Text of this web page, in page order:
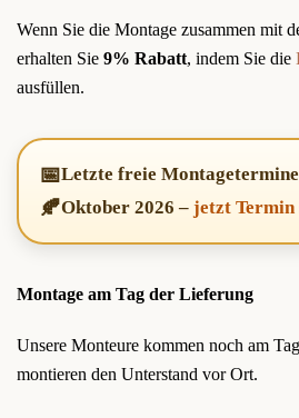
Wenn Sie die Montage zusammen mit
erhalten Sie 9% Rabatt, indem Sie die
ausfüllen.
📅Letzte freie Montagetermine
🍂Oktober 2026 – jetzt Termin
Montage am Tag der Lieferung
Unsere Monteure kommen noch am
montieren den Unterstand vor Ort.